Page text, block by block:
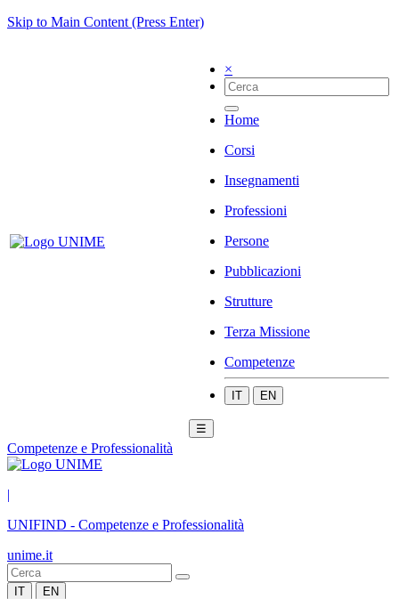
Skip to Main Content (Press Enter)
×
Home
Corsi
Insegnamenti
Professioni
Persone
Pubblicazioni
Strutture
Terza Missione
Competenze
IT EN
☰
Competenze e Professionalità
|
UNIFIND - Competenze e Professionalità
unime.it
IT EN